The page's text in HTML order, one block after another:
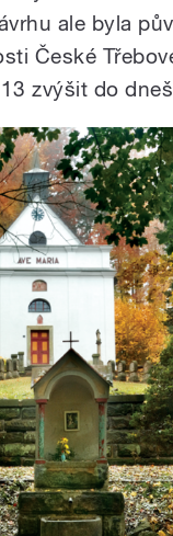
ale byla
České
zvýšit do